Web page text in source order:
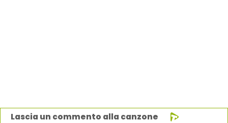
Lascia un commento alla canzone